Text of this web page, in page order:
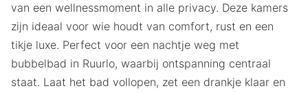
van een wellnessmoment in alle privacy. Deze kamers
zijn ideaal voor wie houdt van comfort, rust en een
tikje luxe. Perfect voor een nachtje weg met
bubbelbad in Ruurlo, waarbij ontspanning centraal
staat. Laat het bad vollopen, zet een drankje klaar en